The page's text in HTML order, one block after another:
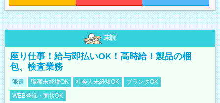
未読
座り仕事！給与即払いOK！高時給！製品の梱
包、検査業務
派遣 職種未経験OK 社会人未経験OK
ブランクOK
WEB登録・面接OK